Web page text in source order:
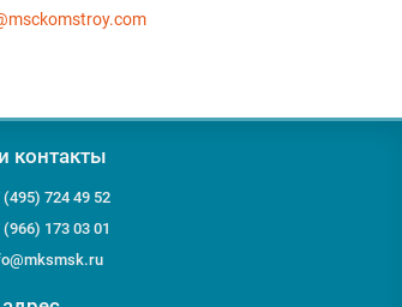
контакты
(495) 724 49 52
(966) 173 03 01